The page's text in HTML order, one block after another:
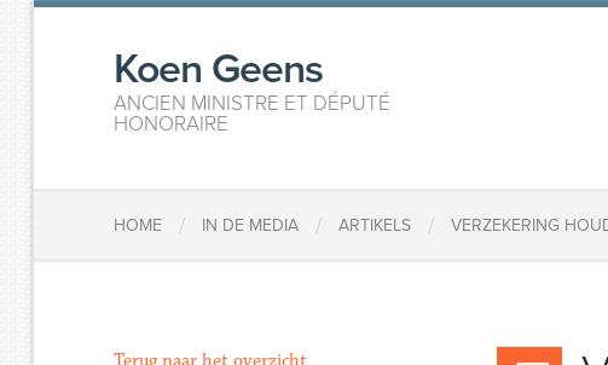
Koen Geens
ANCIEN MINISTRE ET DÉPUTÉ
HONORAIRE
HOME / IN DE MEDIA / ARTIKELS / VERZEKERING